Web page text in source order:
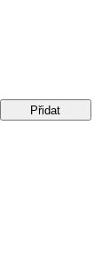
Přidat